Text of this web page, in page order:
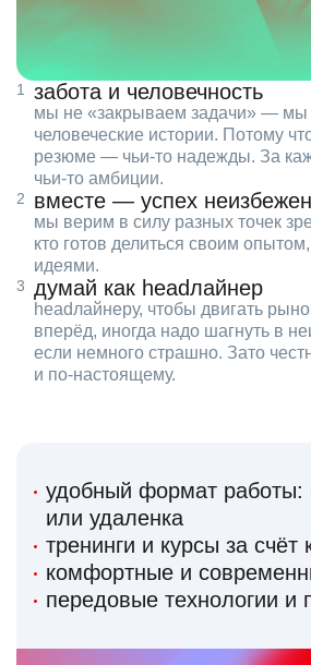
забота и человечность
мы не «закрываем задачи» —
человеческие истории. Потому
резюме — чьи‑то надежды. За
чьи‑то амбиции.
вместе — успех неизбежен
мы верим в силу разных точек
кто готов делиться своим
идеями.
думай как headлайнер
headлайнеру, чтобы двигать
вперёд, иногда надо шагнуть в
если немного страшно. Зато
и по‑настоящему.
удобный формат работы:
или удаленка
тренинги и курсы за счёт
комфортные и
передовые технологии и